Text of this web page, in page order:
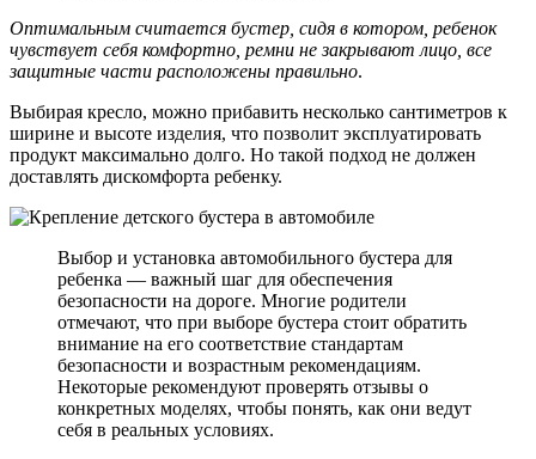
Оптимальным считается бустер, сидя в котором, ребенок
чувствует себя комфортно, ремни не закрывают лицо, все
защитные части расположены правильно.
Выбирая кресло, можно прибавить несколько сантиметров к
ширине и высоте изделия, что позволит эксплуатировать
продукт максимально долго. Но такой подход не должен
доставлять дискомфорта ребенку.
Выбор и установка автомобильного бустера для
ребенка — важный шаг для обеспечения
безопасности на дороге. Многие родители
отмечают, что при выборе бустера стоит обратить
внимание на его соответствие стандартам
безопасности и возрастным рекомендациям.
Некоторые рекомендуют проверять отзывы о
конкретных моделях, чтобы понять, как они ведут
себя в реальных условиях.